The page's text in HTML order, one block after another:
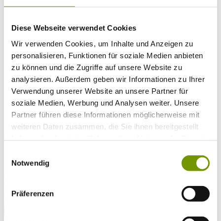
Diese Webseite verwendet Cookies
Wir verwenden Cookies, um Inhalte und Anzeigen zu
personalisieren, Funktionen für soziale Medien anbieten
zu können und die Zugriffe auf unsere Website zu
analysieren. Außerdem geben wir Informationen zu Ihrer
Verwendung unserer Website an unsere Partner für
soziale Medien, Werbung und Analysen weiter. Unsere
Partner führen diese Informationen möglicherweise mit
weiteren Daten zusammen, die Sie ihnen bereitgestellt
Notwendig
Präferenzen
Veranstaltungs-Highlights
Service +
Team
Öffnungszeiten
Prospektbestellung
Presse
Social Media
UNTERKÜNFTE
Bitte wählen Sie einen Ort
Kinder
Alter Kind 3